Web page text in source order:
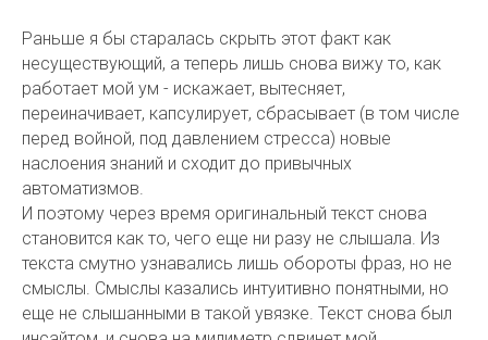
Раньше я бы старалась скрыть этот факт как
несуществующий, а теперь лишь снова вижу то, как
работает мой ум - искажает, вытесняет,
переиначивает, капсулирует, сбрасывает (в том числе
перед войной, под давлением стресса) новые
наслоения знаний и сходит до привычных
автоматизмов.
И поэтому через время оригинальный текст снова
становится как то, чего еще ни разу не слышала. Из
текста смутно узнавались лишь обороты фраз, но не
смыслы. Смыслы казались интуитивно понятными, но
еще не слышанными в такой увязке. Текст снова был